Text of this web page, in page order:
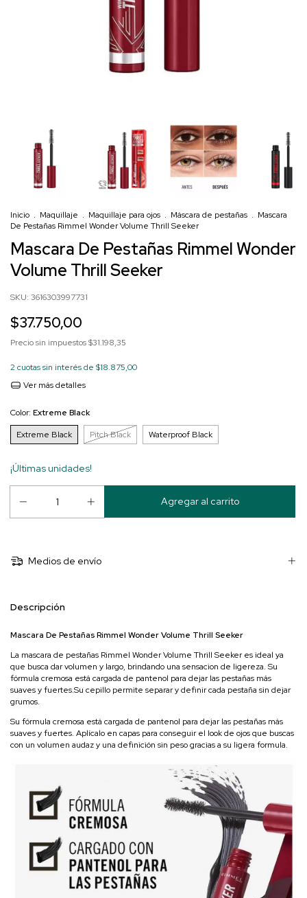
Inicio . Maquillaje . Maquillaje para ojos . Máscara de pestañas . Mascara
De Pestañas Rimmel Wonder Volume Thrill Seeker
Mascara De Pestañas Rimmel Wonder
Volume Thrill Seeker
SKU: 3616303997731
$37.750,00
Precio sin impuestos$31.198,35
2 cuotas sin interés de $18.875,00
Ver más detalles
Color: Extreme Black
Extreme Black
Pitch Black Waterproof Black
¡Últimas unidades!
Medios de envío
Descripción
Mascara De Pestañas Rimmel Wonder Volume Thrill Seeker
La mascara de pestañas Rimmel Wonder Volume Thrill Seeker es ideal ya
que busca dar volumen y largo, brindando una sensacion de ligereza. Su
fórmula cremosa está cargada de pantenol para dejar las pestañas más
suaves y fuertes.Su cepillo permite separar y definir cada pestaña sin dejar
grumos.
Su fórmula cremosa está cargada de pantenol para dejar las pestañas más
suaves y fuertes. Aplícalo en capas para conseguir el look de ojos que buscas
con un volumen audaz y una definición sin peso gracias a su ligera formula.